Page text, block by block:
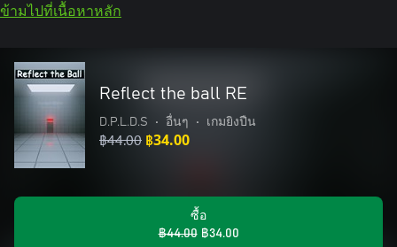
ข้ามไปที่เนื้อหาหลัก
Reflect the ball RE
D.P.L.D.S • อื่นๆ • เกมยิงปืน
฿44.00 ฿34.00
ซื้อ
฿44.00 ฿34.00